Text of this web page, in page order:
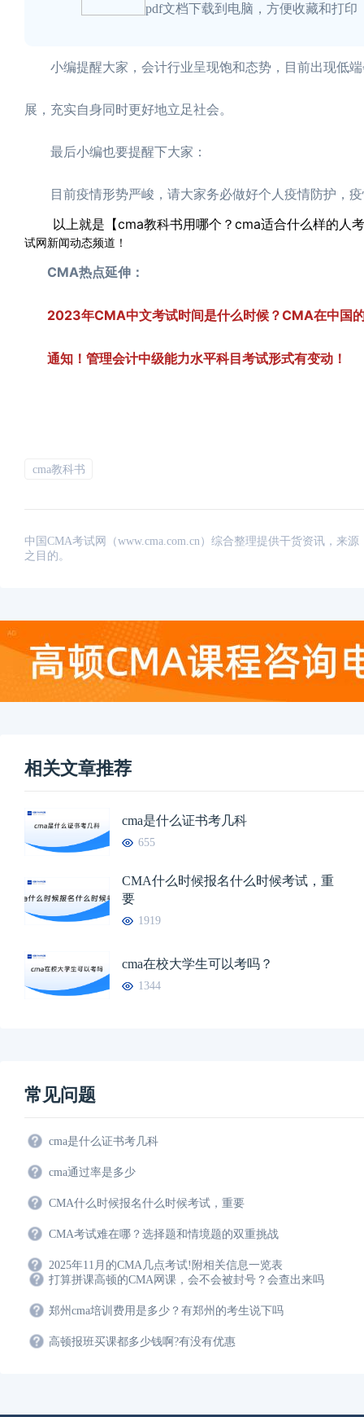
pdf文档下载到电脑，方便收藏和打印
小编提醒大家，会计行业呈现饱和态势，目前出现低端
展，充实自身同时更好地立足社会。
最后小编也要提醒下大家：
目前疫情形势严峻，请大家务必做好个人疫情防护，疫
以上就是【cma教科书用哪个？cma适合什么样的人
试网新闻动态频道！
CMA热点延伸：
2023年CMA中文考试时间是什么时候？CMA在中国
通知！管理会计中级能力水平科目考试形式有变动！
cma教科书
中国CMA考试网（www.cma.com.cn）综合整理提供干货资讯，来
之目的。
相关文章推荐
cma是什么证书考几科
655
CMA什么时候报名什么时候考试，重
要
1919
cma在校大学生可以考吗？
1344
常见问题
cma是什么证书考几科
cma通过率是多少
CMA什么时候报名什么时候考试，重要
CMA考试难在哪？选择题和情境题的双重挑战
2025年11月的CMA几点考试!附相关信息一览表
打算拼课高顿的CMA网课，会不会被封号？会查出来吗
郑州cma培训费用是多少？有郑州的考生说下吗
高顿报班买课都多少钱啊?有没有优惠